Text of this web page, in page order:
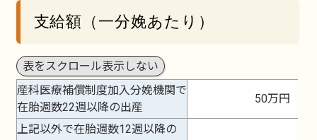
支給額（一分娩あたり）
表をスクロール表示しない
産科医療補償制度加入分娩機関で
在胎週数22週以降の出産
50万円
上記以外で在胎週数12週以降の